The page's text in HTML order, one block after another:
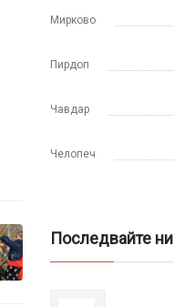
Мирково
Пирдоп
Чавдар
Челопеч
Последвайте ни